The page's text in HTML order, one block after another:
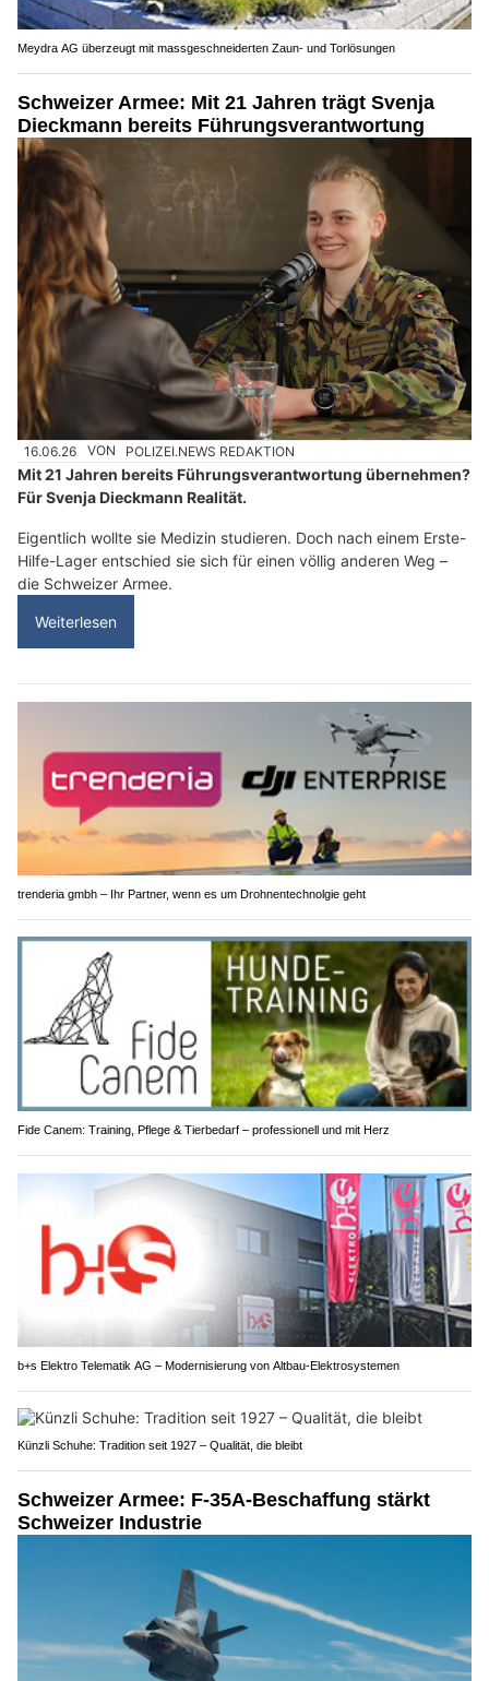
Meydra AG überzeugt mit massgeschneiderten Zaun- und Torlösungen
Schweizer Armee: Mit 21 Jahren trägt Svenja
Dieckmann bereits Führungsverantwortung
16.06.26 VON POLIZEI.NEWS REDAKTION
Mit 21 Jahren bereits Führungsverantwortung übernehmen?
Für Svenja Dieckmann Realität.
Eigentlich wollte sie Medizin studieren. Doch nach einem Erste-
Hilfe-Lager entschied sie sich für einen völlig anderen Weg –
die Schweizer Armee.
Weiterlesen
trenderia gmbh – Ihr Partner, wenn es um Drohnentechnolgie geht
Fide Canem: Training, Pflege & Tierbedarf – professionell und mit Herz
b+s Elektro Telematik AG – Modernisierung von Altbau-Elektrosystemen
Künzli Schuhe: Tradition seit 1927 – Qualität, die bleibt
Schweizer Armee: F-35A-Beschaffung stärkt
Schweizer Industrie